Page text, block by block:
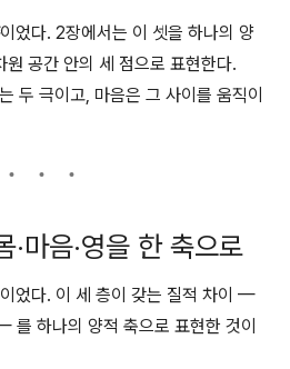
이었다. 2장에서는 이 셋을 하나의 양
공간 안의 세 점으로 표현한다.
두 극이고, 마음은 그 사이를 움직이
마음·영을 한 축으로
이었다. 이 세 층이 갖는 질적 차이 —
하나의 양적 축으로 표현한 것이